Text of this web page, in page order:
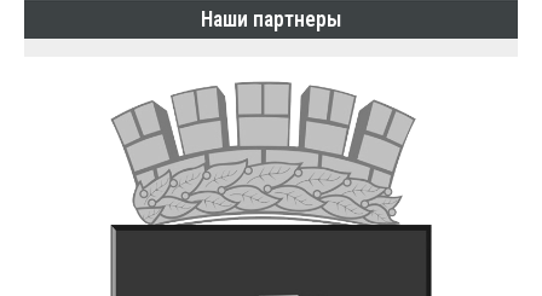
Наши партнеры